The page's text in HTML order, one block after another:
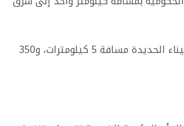
أما الخطوة الثانية، فكانت تنص على انسحاب مليشيا الحوثي من ميناء الحديدة مسافة 5 كيلومترات، و350